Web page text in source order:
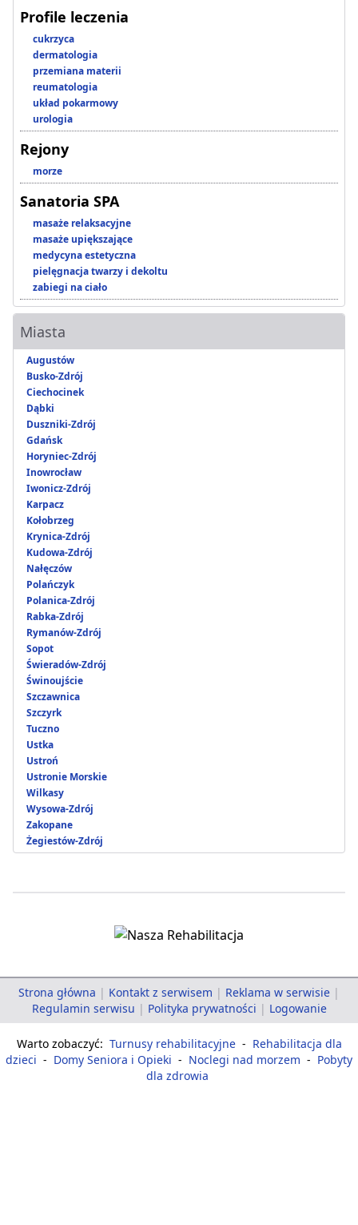
Profile leczenia
cukrzyca
dermatologia
przemiana materii
reumatologia
układ pokarmowy
urologia
Rejony
morze
Sanatoria SPA
masaże relaksacyjne
masaże upiększające
medycyna estetyczna
pielęgnacja twarzy i dekoltu
zabiegi na ciało
Miasta
Augustów
Busko-Zdrój
Ciechocinek
Dąbki
Duszniki-Zdrój
Gdańsk
Horyniec-Zdrój
Inowrocław
Iwonicz-Zdrój
Karpacz
Kołobrzeg
Krynica-Zdrój
Kudowa-Zdrój
Nałęczów
Polańczyk
Polanica-Zdrój
Rabka-Zdrój
Rymanów-Zdrój
Sopot
Świeradów-Zdrój
Świnoujście
Szczawnica
Szczyrk
Tuczno
Ustka
Ustroń
Ustronie Morskie
Wilkasy
Wysowa-Zdrój
Zakopane
Żegiestów-Zdrój
Strona główna | Kontakt z serwisem | Reklama w serwisie |
Regulamin serwisu | Polityka prywatności | Logowanie
Warto zobaczyć: Turnusy rehabilitacyjne - Rehabilitacja dla
dzieci - Domy Seniora i Opieki - Noclegi nad morzem - Pobyty
dla zdrowia